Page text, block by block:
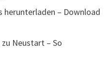
herunterladen – Download
Neustart – So